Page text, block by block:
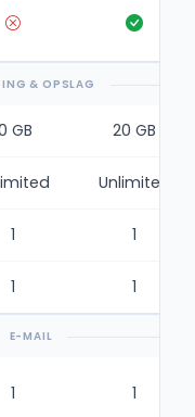
& OPSLAG
GB 20 GB
Unlimited
1 1
1 1
E-MAIL
1 1